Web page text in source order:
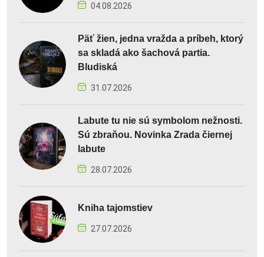
04.08.2026
Päť žien, jedna vražda a príbeh, ktorý
sa skladá ako šachová partia.
Bludiská
31.07.2026
Labute tu nie sú symbolom nežnosti.
Sú zbraňou. Novinka Zrada čiernej
labute
28.07.2026
Kniha tajomstiev
27.07.2026